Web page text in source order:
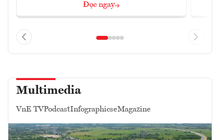
Đọc ngay
Multimedia
VnE TVPodcastInfographicseMagazine